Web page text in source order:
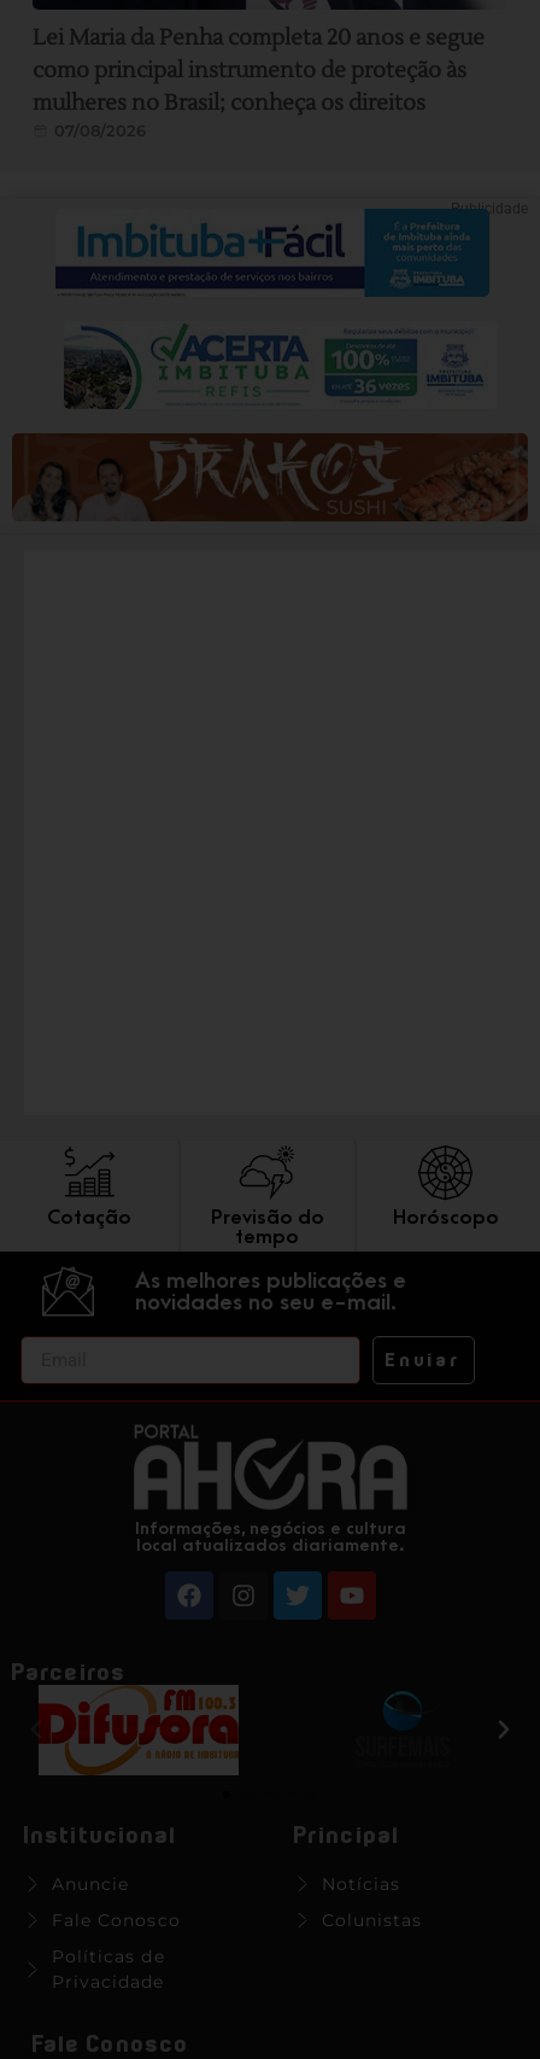
Lei Maria da Penha completa 20 anos e segue
como principal instrumento de proteção às
mulheres no Brasil; conheça os direitos
07/08/2026
Publicidade
Cotação
Previsão do
tempo
Horóscopo
As melhores publicações e
novidades no seu e-mail.
Enviar
Informações, negócios e cultura
local atualizados diariamente.
Parceiros
Institucional
Anuncie
Fale Conosco
Políticas de
Privacidade
Principal
Notícias
Colunistas
Fale Conosco